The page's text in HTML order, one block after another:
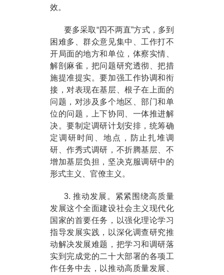
效。
要多采取“四不两直”方式，多到
困难多、群众意见集中、工作打不
开局面的地方和单位，体察实情、
解剖麻雀，把问题研究透彻、把措
施提准提实。要加强工作协调和衔
接，对表现在基层、根子在上面的
问题，对涉及多个地区、部门和单
位的问题，上下协同、一体推进解
决。要制定调研计划安排，统筹确
定调研时间、地点，防止扎堆调
研、作秀式调研，不折腾基层、不
增加基层负担，坚决克服调研中的
形式主义、官僚主义。
3. 推动发展。紧紧围绕高质量
发展这个全面建设社会主义现代化
国家的首要任务，以强化理论学习
指导发展实践，以深化调查研究推
动解决发展难题，把学习和调研落
实到完成党的二十大部署的各项工
作任务中去，以推动高质量发展、